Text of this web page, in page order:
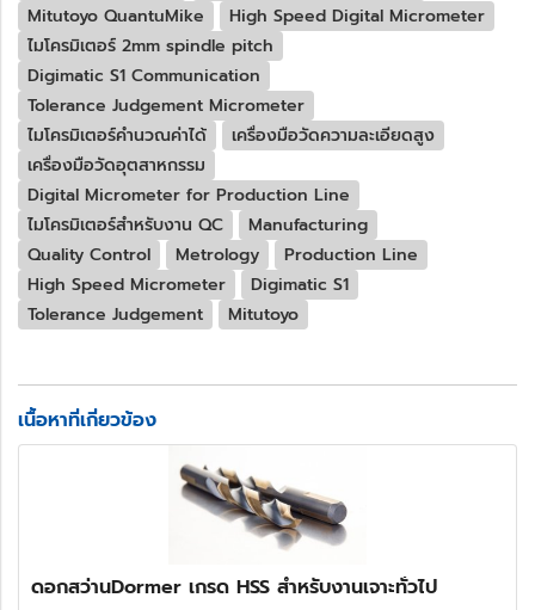
Mitutoyo QuantuMike
High Speed Digital Micrometer
ไมโครมิเตอร์ 2mm spindle pitch
Digimatic S1 Communication
Tolerance Judgement Micrometer
ไมโครมิเตอร์คำนวณค่าได้
เครื่องมือวัดความละเอียดสูง
เครื่องมือวัดอุตสาหกรรม
Digital Micrometer for Production Line
ไมโครมิเตอร์สำหรับงาน QC
Manufacturing
Quality Control
Metrology
Production Line
High Speed Micrometer
Digimatic S1
Tolerance Judgement
Mitutoyo
เนื้อหาที่เกี่ยวข้อง
ดอกสว่านDormer เกรด HSS สำหรับงานเจาะทั่วไป